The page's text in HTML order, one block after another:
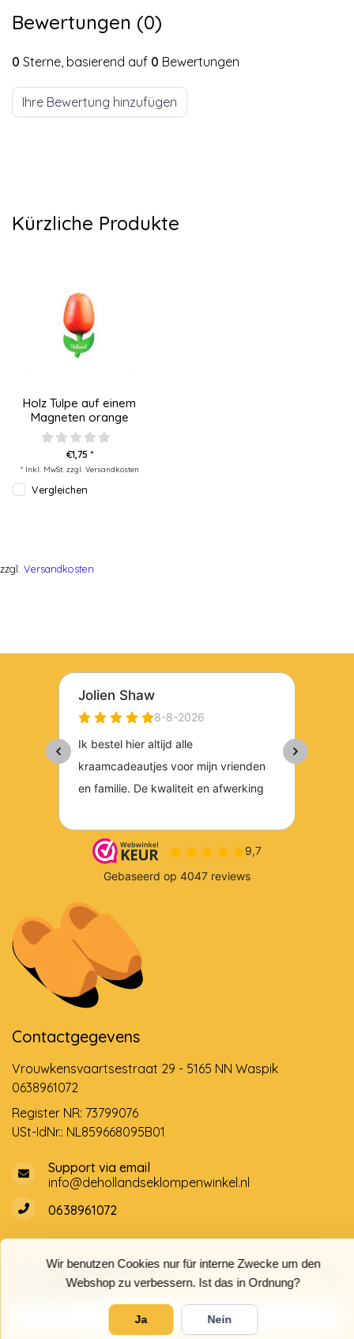
Wir benutzen Cookies nur für interne Zwecke um den
Webshop zu verbessern. Ist das in Ordnung?
Ja Nein
Bewertungen (0)
0 Sterne, basierend auf 0 Bewertungen
Ihre Bewertung hinzufügen
Kürzliche Produkte
Holz Tulpe auf einem
Magneten orange
€1,75 *
* Inkl. MwSt. zzgl. Versandkosten
Vergleichen
zzgl. Versandkosten
Contactgegevens
Vrouwkensvaartsestraat 29 - 5165 NN Waspik
0638961072
Register NR: 73799076
USt-IdNr.: NL859668095B01
Support via email
info@dehollandseklompenwinkel.nl
0638961072
ÖffnungszeitenSocials
Kundendienst